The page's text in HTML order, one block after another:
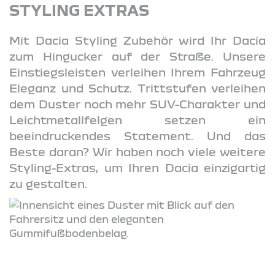
STYLING EXTRAS
Mit Dacia Styling Zubehör wird Ihr Dacia
zum Hingucker auf der Straße. Unsere
Einstiegsleisten verleihen Ihrem Fahrzeug
Eleganz und Schutz. Trittstufen verleihen
dem Duster noch mehr SUV-Charakter und
Leichtmetallfelgen setzen ein
beeindruckendes Statement. Und das
Beste daran? Wir haben noch viele weitere
Styling-Extras, um Ihren Dacia einzigartig
zu gestalten.